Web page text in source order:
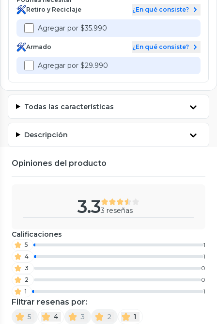
Retiro y Reciclaje
¿En qué consiste?
Agregar por $35.990
Armado ¿En qué consiste?
Agregar por $29.990
Todas las características
Descripción
Opiniones del producto
3.33 reseñas
Calificaciones
5
1
4
1
3
0
2
0
1
1
Filtrar reseñas por:
5 4 3 2 1